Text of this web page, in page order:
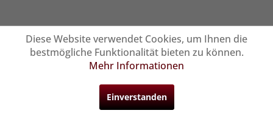
Diese Website verwendet Cookies, um Ihnen die
bestmögliche Funktionalität bieten zu können.
Mehr Informationen
Einverstanden